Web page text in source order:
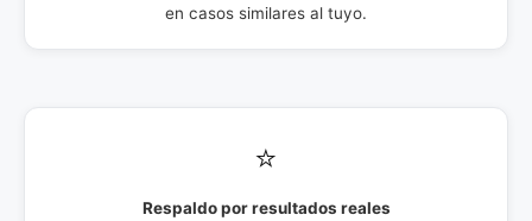
en casos similares al tuyo.
⭐
Respaldo por resultados reales